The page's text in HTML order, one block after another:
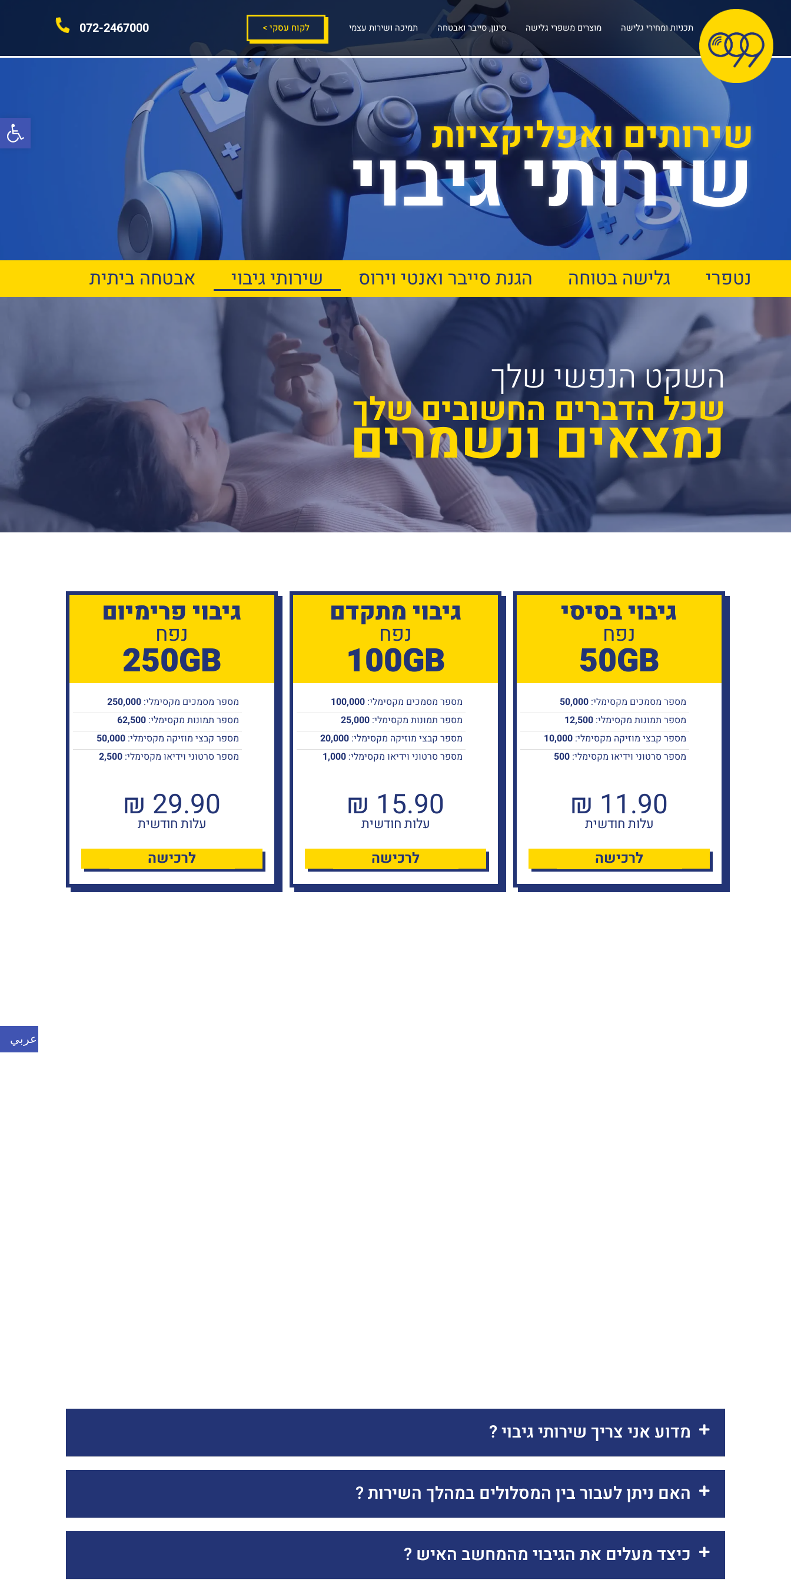
תכניות ומחירי גלישה מוצרים משפרי גלישה סינון, סייבר ואבטחה תמיכה ושירות עצמי לקוח עסקי > 072-2467000
שירותים ואפליקציות
שירותיגיבוי
נטפרי גלישה בטוחה הגנת סייבר ואנטי וירוס שירותי גיבוי אבטחה ביתית
השקט הנפשי שלך
שכל הדברים החשובים שלך
נמצאים ונשמרים
גיבויבסיסי
נפח
50GB
מספר מסמכים מקסימלי: 50,000
מספר תמונות מקסימלי: 12,500
מספר קבצי מוזיקה מקסימלי: 10,000
מספר סרטוני וידיאו מקסימלי: 500
11.90
₪עלות חודשית
לרכישה
גיבוי מתקדם
נפח
100GB
מספר מסמכים מקסימלי: 100,000
מספר תמונות מקסימלי: 25,000
מספר קבצי מוזיקה מקסימלי: 20,000
מספר סרטוני וידיאו מקסימלי: 1,000
15.90
₪עלות חודשית
לרכישה
גיבוי פרימיום
נפח
250GB
מספר מסמכים מקסימלי: 250,000
מספר תמונות מקסימלי: 62,500
מספר קבצי מוזיקה מקסימלי: 50,000
מספר סרטוני וידיאו מקסימלי: 2,500
29.90
₪עלות חודשית
לרכישה
מדוע אני צריך שירותי גיבוי ?
האם ניתן לעבור בין המסלולים במהלך השירות ?
כיצד מעלים את הגיבוי מהמחשב האיש ?
عربي